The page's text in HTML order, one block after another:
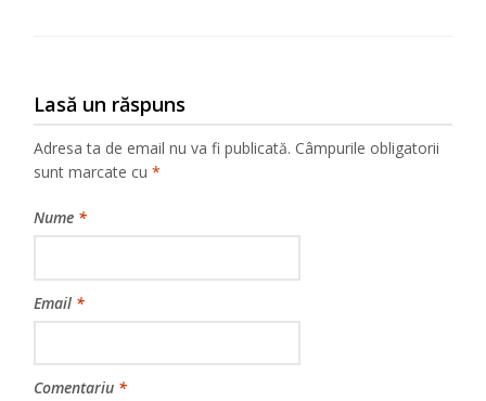
Lasă un răspuns
Adresa ta de email nu va fi publicată. Câmpurile obligatorii
sunt marcate cu*
Nume *
Email *
Comentariu *